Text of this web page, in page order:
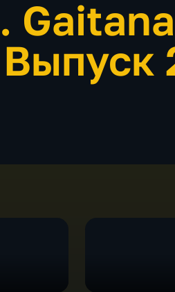
Выпуск